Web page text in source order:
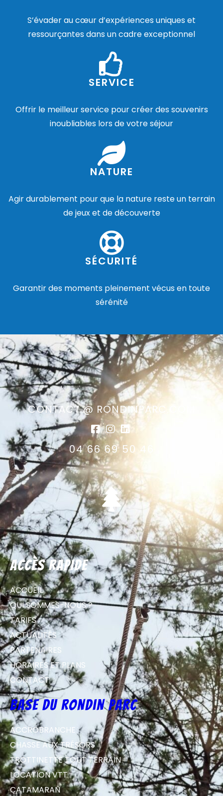
S’évader au cœur d’expériences uniques et
ressourçantes dans un cadre exceptionnel
SERVICE
Offrir le meilleur service pour créer des souvenirs
inoubliables lors de votre séjour
NATURE
Agir durablement pour que la nature reste un terrain
de jeux et de découverte
SÉCURITÉ
Garantir des moments pleinement vécus en toute
sérénité
CONTACT @ RONDINPARC.COM
04 66 69 50 46
Accès rapide
ACCUEIL
QUI SOMMES-NOUS ?
TARIFS
ACTUALITÉS
PARTENAIRES
HORAIRES ET PLANS
CONTACT
Base du Rondin parc
ACCROBRANCHE
CHASSE AUX TRÉSORS
TROTTINETTE TOUT TERRAIN
LOCATION VTT
CATAMARAN